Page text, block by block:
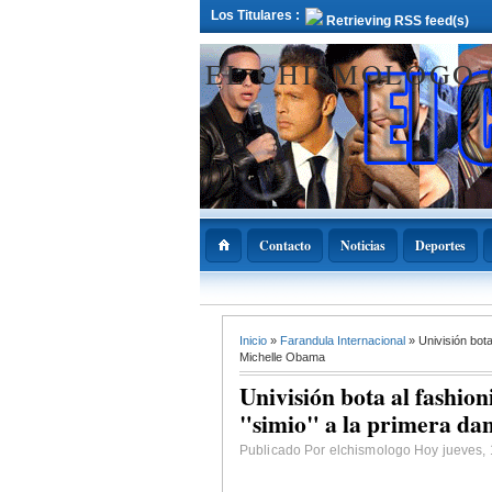
Los Titulares : Retrieving RSS feed(s)
EL
Contacto Noticias Deportes
ADOPAE
11 de diciembre
Bachata
Inicio » Farandula Internacional » Univisión
Michelle Obama
Univisión bota al
"simio" a la primera
Publicado Por elchismologo Hoy